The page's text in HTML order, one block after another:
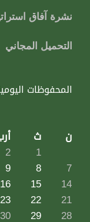
نشرة آفاق
التحميل المجاني
المحفوظات
ن ث
1
2
7
8
9
14
15
16
21
22
23
28
29
30